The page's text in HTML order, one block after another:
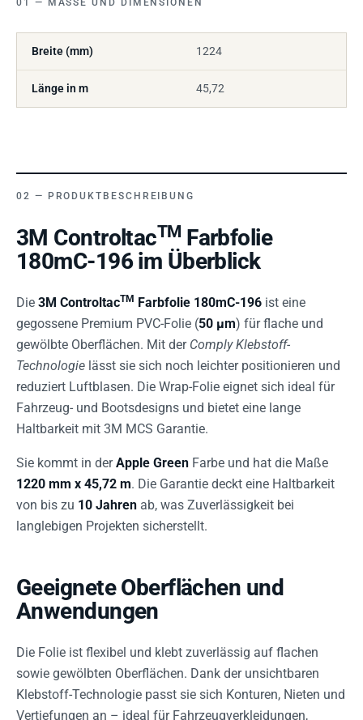
MASSE UND DIMENSIONEN
Breite (mm) 1224
Länge in m 45,72
PRODUKTBESCHREIBUNG
3M ControltacTM Farbfolie
180mC-196 im Überblick
Die 3M ControltacTM Farbfolie 180mC-196 ist eine
gegossene Premium PVC-Folie (50 µm) für flache und
gewölbte Oberflächen. Mit der Comply Klebstoff-
Technologie lässt sie sich noch leichter positionieren und
reduziert Luftblasen. Die Wrap-Folie eignet sich ideal für
Fahrzeug- und Bootsdesigns und bietet eine lange
Haltbarkeit mit 3M MCS Garantie.
Sie kommt in derApple Green Farbe und hat die Maße
1220 mm x 45,72 m. Die Garantie deckt eine Haltbarkeit
von bis zu 10 Jahren ab, was Zuverlässigkeit bei
langlebigen Projekten sicherstellt.
Geeignete Oberflächen und
Anwendungen
Die Folie ist flexibel und klebt zuverlässig auf flachen
sowie gewölbten Oberflächen. Dank der unsichtbaren
Klebstoff-Technologie passt sie sich Konturen, Nieten und
Vertiefungen an – ideal für Fahrzeugverkleidungen,